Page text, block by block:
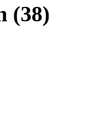
(38)